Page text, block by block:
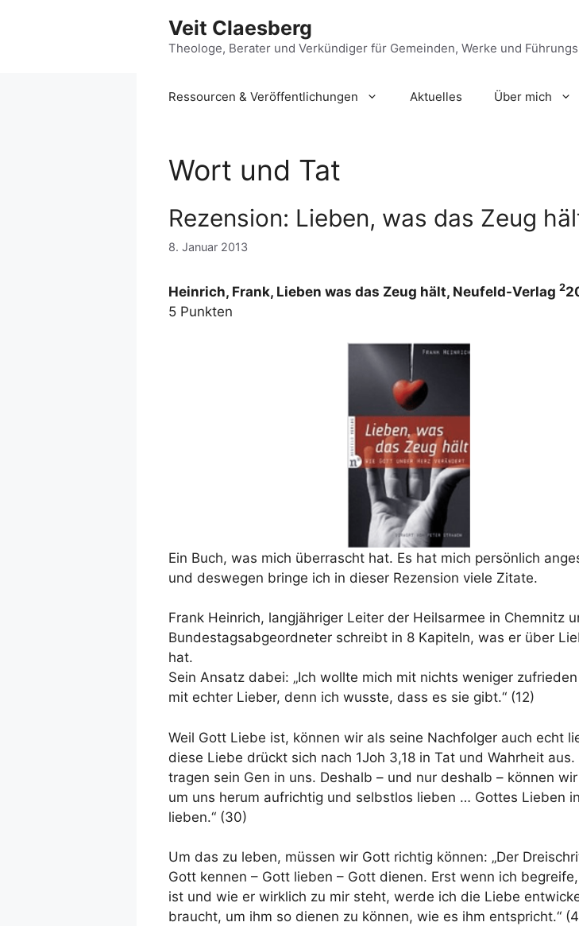
Veit Claesberg
Theologe, Berater und Verkündiger für Gemeinden, Werke und
Ressourcen & Veröffentlichungen Aktuelles Über mich
Wort und Tat
Rezension: Lieben, was das Zeug
8. Januar 2013
Heinrich, Frank, Lieben was das Zeug hält, Neufeld-Verlag 2
5 Punkten
Ein Buch, was mich überrascht hat. Es hat mich persönlich
und deswegen bringe ich in dieser Rezension viele Zitate.
Frank Heinrich, langjähriger Leiter der Heilsarmee in Chemnitz
Bundestagsabgeordneter schreibt in 8 Kapiteln, was er über
hat.
Sein Ansatz dabei: „Ich wollte mich mit nichts weniger
mit echter Lieber, denn ich wusste, dass es sie gibt.“ (12)
Weil Gott Liebe ist, können wir als seine Nachfolger auch echt
diese Liebe drückt sich nach 1Joh 3,18 in Tat und Wahrheit aus.
tragen sein Gen in uns. Deshalb – und nur deshalb – können
um uns herum aufrichtig und selbstlos lieben … Gottes Lieben
lieben.“ (30)
Um das zu leben, müssen wir Gott richtig können: „Der
Gott kennen – Gott lieben – Gott dienen. Erst wenn ich
ist und wie er wirklich zu mir steht, werde ich die Liebe
braucht, um ihm so dienen zu können, wie es ihm entspricht.“